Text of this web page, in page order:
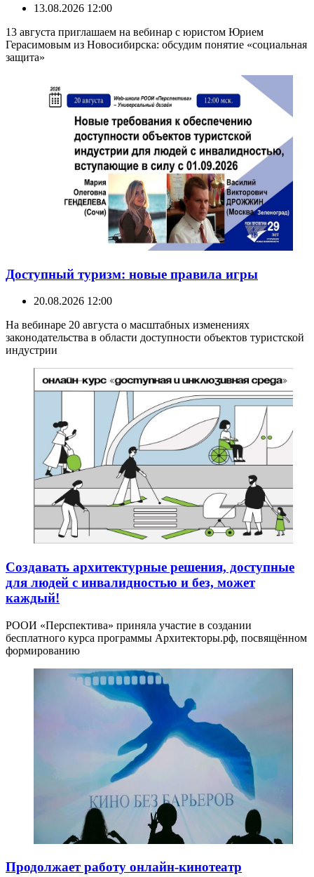
13.08.2026 12:00
13 августа приглашаем на вебинар с юристом Юрием
Герасимовым из Новосибирска: обсудим понятие «социальная
защита»
Доступный туризм: новые правила игры
20.08.2026 12:00
На вебинаре 20 августа о масштабных изменениях
законодательства в области доступности объектов туристской
индустрии
Создавать архитектурные решения, доступные
для людей с инвалидностью и без, может
каждый!
РООИ «Перспектива» приняла участие в создании
бесплатного курса программы Архитекторы.рф, посвящённом
формированию
Продолжает работу онлайн-кинотеатр